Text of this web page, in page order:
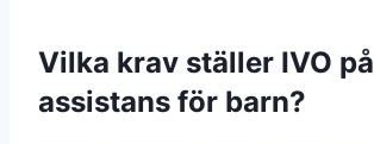
Vilka krav ställer IVO på
assistans för barn?